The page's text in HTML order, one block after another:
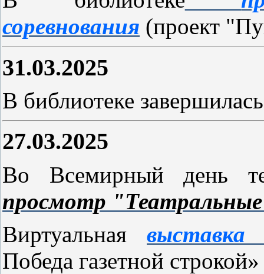
соревнования (проект
31.03.2025
В библиотеке
27.03.2025
Во Всемирный день
просмотр
Виртуальная
Победа газетной